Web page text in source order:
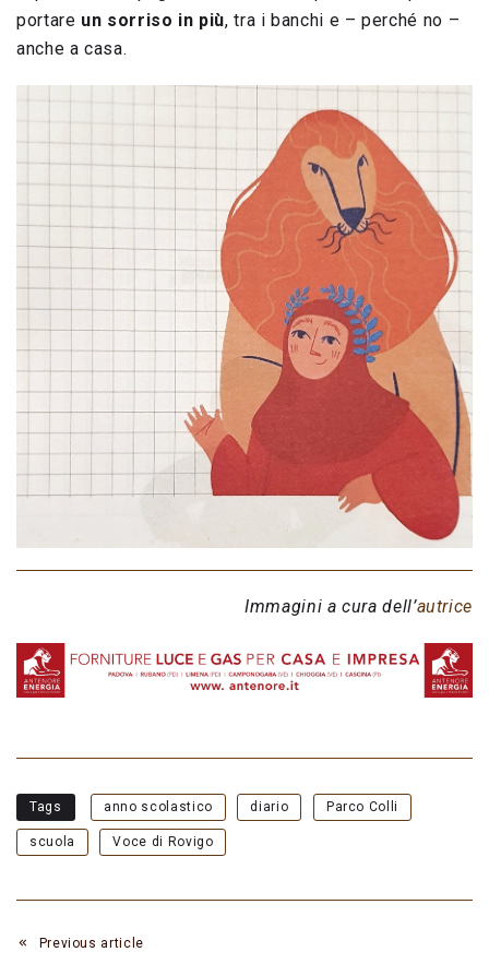
portare un sorriso in più, tra i banchi e – perché no –
anche a casa.
Immagini a cura dell’autrice
Tags anno scolastico diario Parco Colli
scuola Voce di Rovigo
Previous article